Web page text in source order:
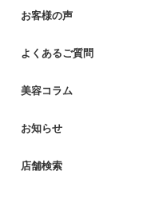
お客様の声
よくあるご質問
美容コラム
お知らせ
店舗検索